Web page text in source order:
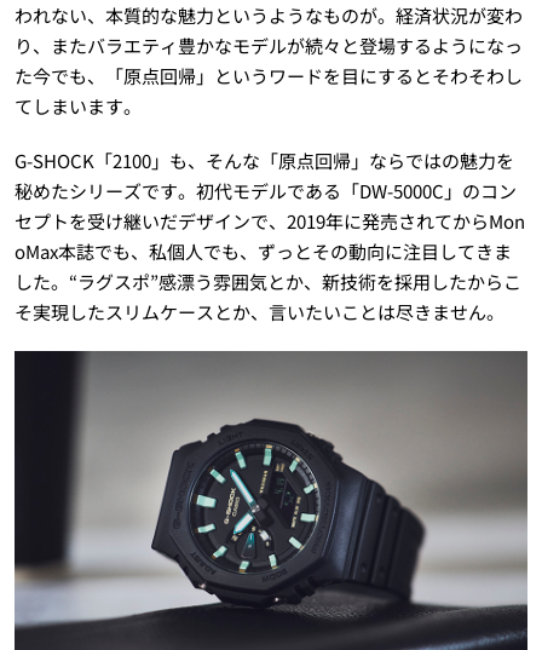
われない、本質的な魅力というようなものが。経済状況が変わ
り、またバラエティ豊かなモデルが続々と登場するようになっ
た今でも、「原点回帰」というワードを目にするとそわそわし
てしまいます。
G-SHOCK「2100」も、そんな「原点回帰」ならではの魅力を
秘めたシリーズです。初代モデルである「DW-5000C」のコン
セプトを受け継いだデザインで、2019年に発売されてからMon
oMax本誌でも、私個人でも、ずっとその動向に注目してきま
した。“ラグスポ”感漂う雰囲気とか、新技術を採用したからこ
そ実現したスリムケースとか、言いたいことは尽きません。